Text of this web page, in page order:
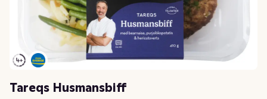
Tareqs Husmansbiff